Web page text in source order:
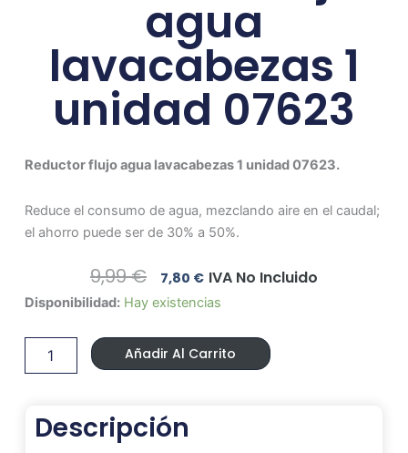
agua
lavacabezas 1
unidad 07623
Reductor flujo agua lavacabezas 1 unidad 07623.
Reduce el consumo de agua, mezclando aire en el caudal;
el ahorro puede ser de 30% a 50%.
9,99€ El
Precio
Original
Era:
9,99 €.
7,80 €El
Precio
Actual
Es:
7,80 €.
IVA No Incluido
Disponibilidad: Hay existencias
Reductor
agua
lavacabezas
1
cantidad
Añadir Al Carrito
Descripción